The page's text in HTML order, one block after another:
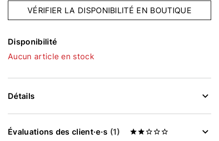
VÉRIFIER LA DISPONIBILITÉ EN BOUTIQUE
Disponibilité
Aucun article en stock
Détails
Évaluations des client·e·s (1)